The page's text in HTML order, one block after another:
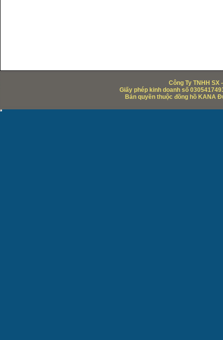
Công Ty TNHH SX
Giấy phép kinh doanh số
Bản quyền thuộc đồng hồ KANA